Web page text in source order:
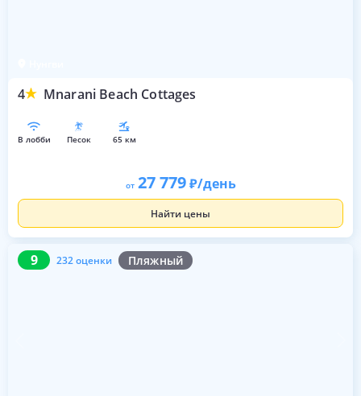
4 Mnarani Beach Cottages
в лобби песок 65 км
от 27 779 /день
Найти цены
9 232 оценки Пляжный
9 232 оценки